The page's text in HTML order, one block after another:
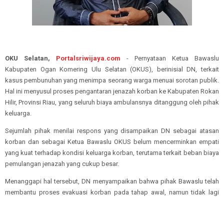
OKU Selatan, Portalsriwijaya.com - Pernyataan Ketua Bawaslu
Kabupaten Ogan Komering Ulu Selatan (OKUS), berinisial DN, terkait
kasus pembunuhan yang menimpa seorang warga menuai sorotan publik.
Hal ini menyusul proses pengantaran jenazah korban ke Kabupaten Rokan
Hilir, Provinsi Riau, yang seluruh biaya ambulansnya ditanggung oleh pihak
keluarga.
Sejumlah pihak menilai respons yang disampaikan DN sebagai atasan
korban dan sebagai Ketua Bawaslu OKUS belum mencerminkan empati
yang kuat terhadap kondisi keluarga korban, terutama terkait beban biaya
pemulangan jenazah yang cukup besar.
Menanggapi hal tersebut, DN menyampaikan bahwa pihak Bawaslu telah
membantu proses evakuasi korban pada tahap awal, namun tidak lagi